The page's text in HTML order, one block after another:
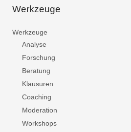
Werkzeuge
Werkzeuge
Analyse
Forschung
Beratung
Klausuren
Coaching
Moderation
Workshops